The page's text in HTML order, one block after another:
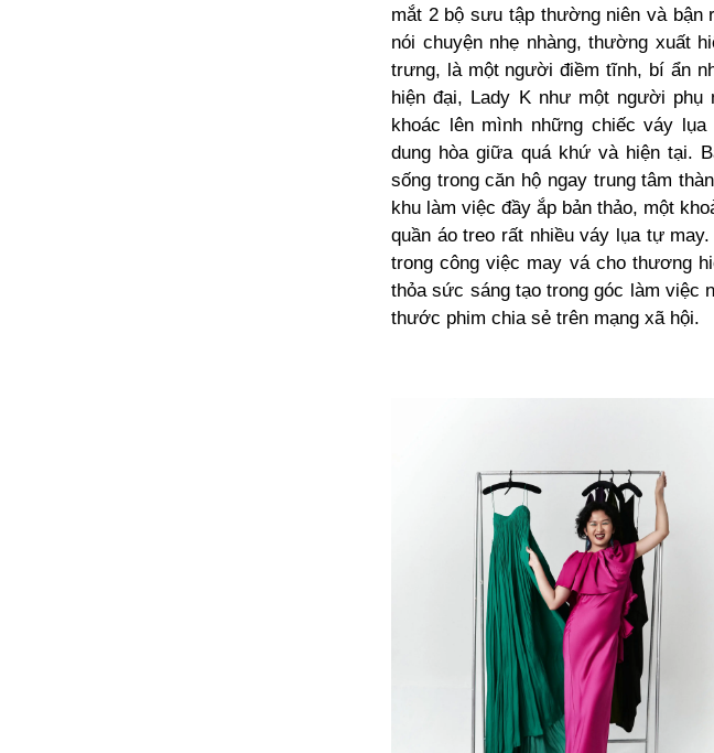
mắt 2 bộ sưu tập thường niên và bận
nói chuyện nhẹ nhàng, thường xuất
trưng, là một người điềm tĩnh, bí ẩn
hiện đại, Lady K như một người
khoác lên mình những chiếc váy
dung hòa giữa quá khứ và hiện tại.
sống trong căn hộ ngay trung tâm
khu làm việc đầy ắp bản thảo, một
quần áo treo rất nhiều váy lụa tự
trong công việc may vá cho thương
thỏa sức sáng tạo trong góc làm việc
thước phim chia sẻ trên mạng xã hội.